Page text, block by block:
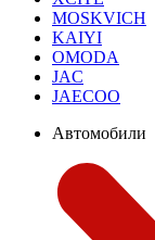
MOSKVICH
KAIYI
OMODA
JAC
JAECOO
Автомобили